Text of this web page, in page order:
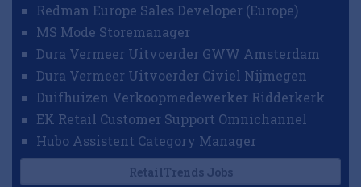
Redman Europe Sales Developer (Europe)
MS Mode Storemanager
Dura Vermeer Uitvoerder GWW Amsterdam
Dura Vermeer Uitvoerder Civiel Nijmegen
Duifhuizen Verkoopmedewerker Ridderkerk
EK Retail Customer Support Omnichannel
Hubo Assistent Category Manager
RetailTrends Jobs